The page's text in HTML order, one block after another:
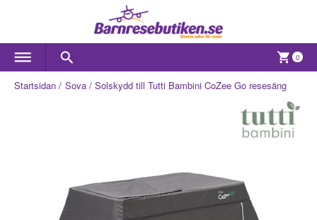
0
Startsidan Sova Solskydd till Tutti Bambini CoZee Go resesäng